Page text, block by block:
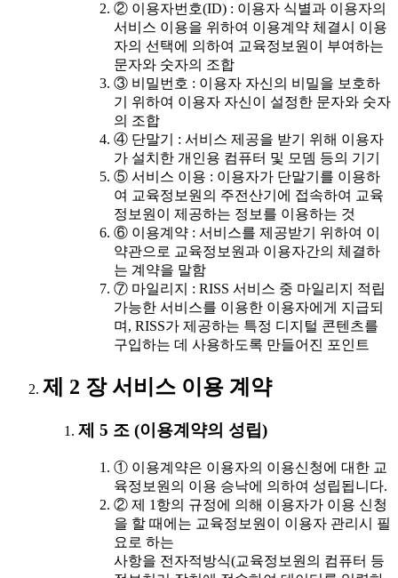
② 이용자번호(ID) : 이용자 식별과 이용자의
서비스 이용을 위하여 이용계약 체결시 이용
자의 선택에 의하여 교육정보원이 부여하는
문자와 숫자의 조합
③ 비밀번호 : 이용자 자신의 비밀을 보호하
기 위하여 이용자 자신이 설정한 문자와 숫자
의 조합
④ 단말기 : 서비스 제공을 받기 위해 이용자
가 설치한 개인용 컴퓨터 및 모뎀 등의 기기
⑤ 서비스 이용 : 이용자가 단말기를 이용하
여 교육정보원의 주전산기에 접속하여 교육
정보원이 제공하는 정보를 이용하는 것
⑥ 이용계약 : 서비스를 제공받기 위하여 이
약관으로 교육정보원과 이용자간의 체결하
는 계약을 말함
⑦ 마일리지 : RISS 서비스 중 마일리지 적립
가능한 서비스를 이용한 이용자에게 지급되
며, RISS가 제공하는 특정 디지털 콘텐츠를
구입하는 데 사용하도록 만들어진 포인트
제 2 장 서비스 이용 계약
제 5 조 (이용계약의 성립)
① 이용계약은 이용자의 이용신청에 대한 교
육정보원의 이용 승낙에 의하여 성립됩니다.
② 제 1항의 규정에 의해 이용자가 이용 신청
을 할 때에는 교육정보원이 이용자 관리시 필
요로 하는
사항을 전자적방식(교육정보원의 컴퓨터 등